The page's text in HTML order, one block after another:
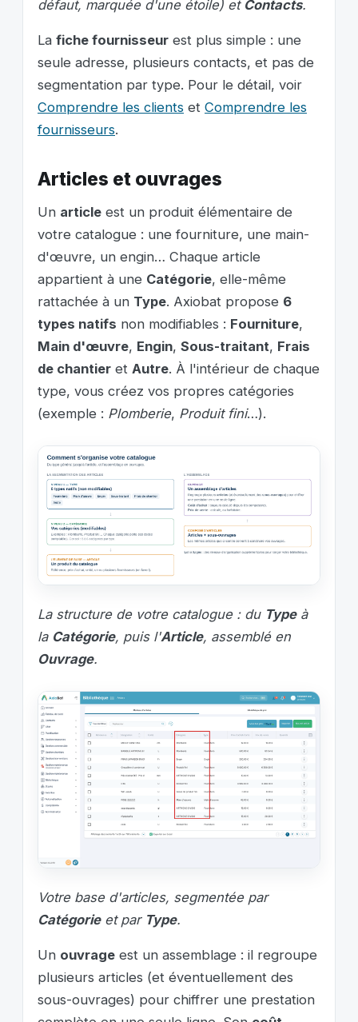
défaut, marquée d'une étoile) et Contacts.
La fiche fournisseur est plus simple : une
seule adresse, plusieurs contacts, et pas de
segmentation par type. Pour le détail, voir
Comprendre les clients et Comprendre les
fournisseurs.
Articles et ouvrages
Un article est un produit élémentaire de
votre catalogue : une fourniture, une main-
d'œuvre, un engin… Chaque article
appartient à une Catégorie, elle-même
rattachée à un Type. Axiobat propose 6
types natifs non modifiables : Fourniture,
Main d'œuvre, Engin, Sous-traitant, Frais
de chantier et Autre. À l'intérieur de chaque
type, vous créez vos propres catégories
(exemple : Plomberie, Produit fini…).
La structure de votre catalogue : du Typeà
la Catégorie, puis l'Article, assemblé en
Ouvrage.
Votre base d'articles, segmentée par
Catégorieet par Type.
Un ouvrage est un assemblage : il regroupe
plusieurs articles (et éventuellement des
sous-ouvrages) pour chiffrer une prestation